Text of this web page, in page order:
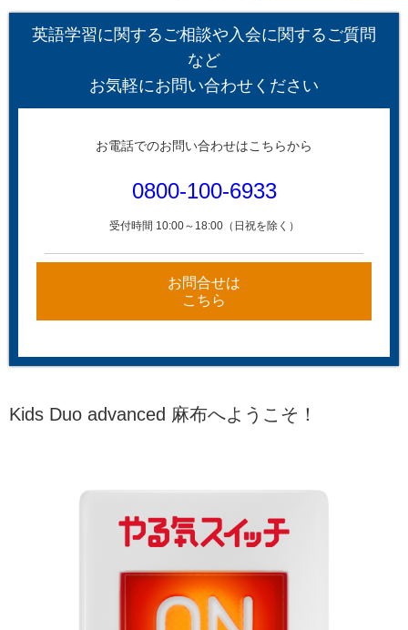
英語学習に関するご相談や入会に関するご質問
など
お気軽にお問い合わせください
お電話でのお問い合わせはこちらから
0800-100-6933
受付時間 10:00～18:00（日祝を除く）
お問合せは
こちら
Kids Duo advanced 麻布へようこそ！